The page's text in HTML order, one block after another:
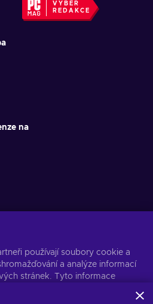
VÝBĚR
REDAKCE
na
her
Předplatit
Více informací naleznete v
používají soubory cookie a
a analýze informací
stránek. Tyto informace
mohou být také použity k